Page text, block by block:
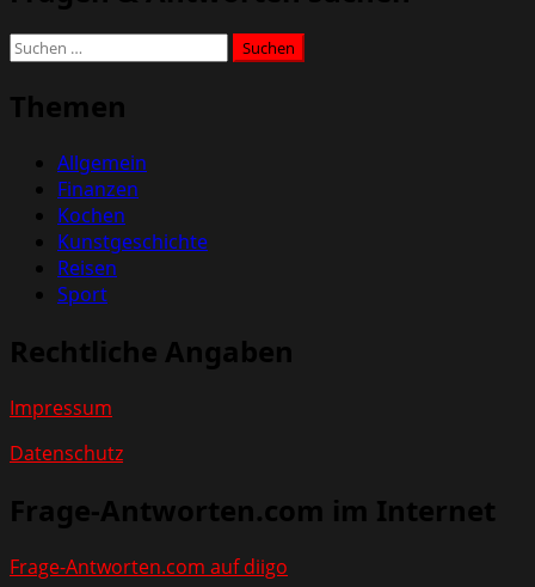
Suchen
Themen
Allgemein
Finanzen
Kochen
Kunstgeschichte
Reisen
Sport
Rechtliche Angaben
Impressum
Datenschutz
Frage-Antworten.com im Internet
Frage-Antworten.com auf diigo